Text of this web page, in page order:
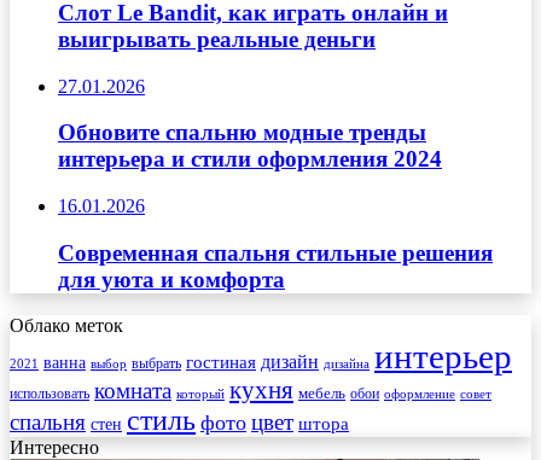
Слот Le Bandit, как играть онлайн и
выигрывать реальные деньги
27.01.2026
Обновите спальню модные тренды
интерьера и стили оформления 2024
16.01.2026
Современная спальня стильные решения
для уюта и комфорта
Облако меток
2021 ванна выбор выбрать гостиная дизайн дизайна интерьер
использовать комната который кухня мебель обои оформление совет
спальня стен стиль фото цвет штора
Интересно